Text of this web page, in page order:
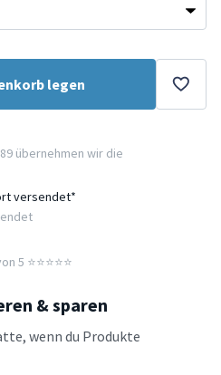
legen
übernehmen wir die
versendet*
5 ⭐️⭐️⭐️⭐️⭐️
& sparen
wenn du Produkte